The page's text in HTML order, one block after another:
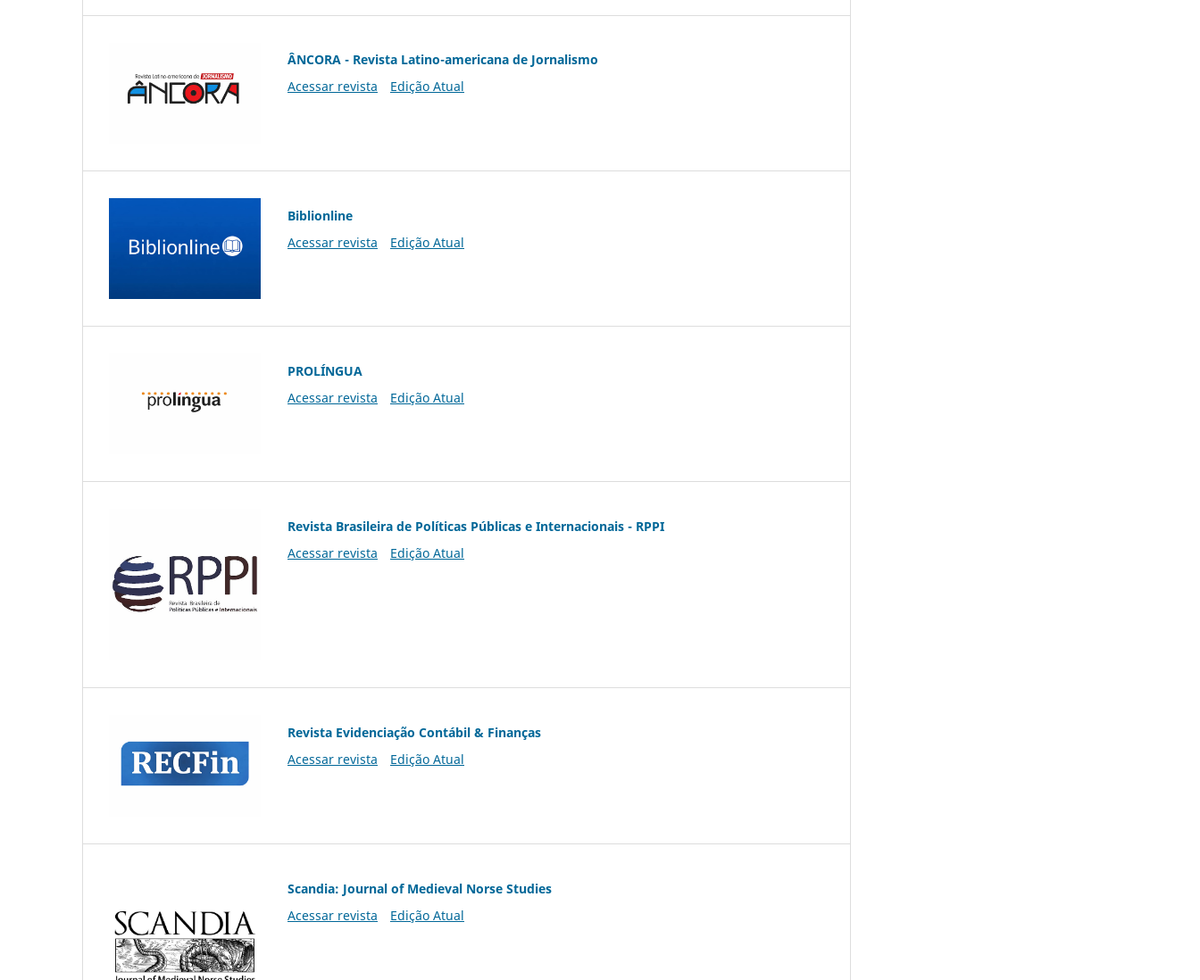
ÂNCORA - Revista Latino-americana de Jornalismo
Acessar revista
Edição Atual
Biblionline
Acessar revista
Edição Atual
PROLÍNGUA
Acessar revista
Edição Atual
Revista Brasileira de Políticas Públicas e Internacionais - RPPI
Acessar revista
Edição Atual
Revista Evidenciação Contábil & Finanças
Acessar revista
Edição Atual
Scandia: Journal of Medieval Norse Studies
Acessar revista
Edição Atual